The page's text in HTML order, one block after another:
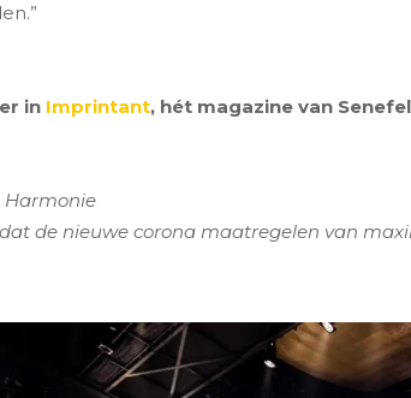
in Imprintant, hét magazine van
Harmonie
de nieuwe corona maatregelen van